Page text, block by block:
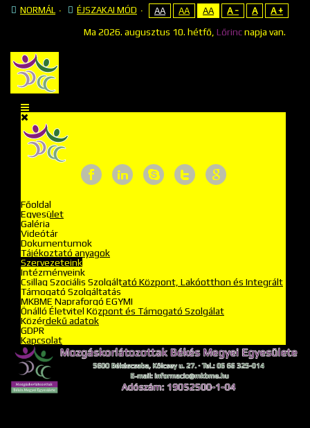
NORMÁL ÉJSZAKAI MÓD AA AA AA A - A A +
Ma 2026. augusztus 10. hétfő, Lőrincnapja van.
Főoldal
Egyesület
Galéria
Videótár
Dokumentumok
Tájékoztató anyagok
Szervezeteink
Intézményeink
Csillag Szociális Szolgáltató Központ, Lakóotthon és Integrált
Támogató Szolgáltatás
MKBME Napraforgó EGYMI
Önálló Életvitel Központ és Támogató Szolgálat
Közérdekű adatok
GDPR
Kapcsolat